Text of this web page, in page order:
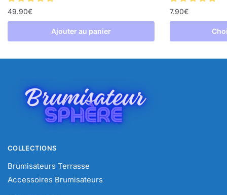
49.90€
Ajouter au panier
7.90€
COLLECTIONS
Brumisateurs Terrasse
Accessoires Brumisateurs